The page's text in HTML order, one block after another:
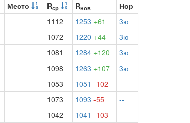
Место Rср Rнов
Нор
1112 1253 +61
3ю
1072 1220 +44
3ю
1081 1284 +120
3ю
1098 1263 +107
3ю
1053 1051 -102
--
1073 1093 -55
--
1042 1041 -103
--